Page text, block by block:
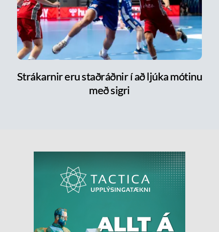
Strákarnir eru staðráðnir í að ljúka mótinu
með sigri